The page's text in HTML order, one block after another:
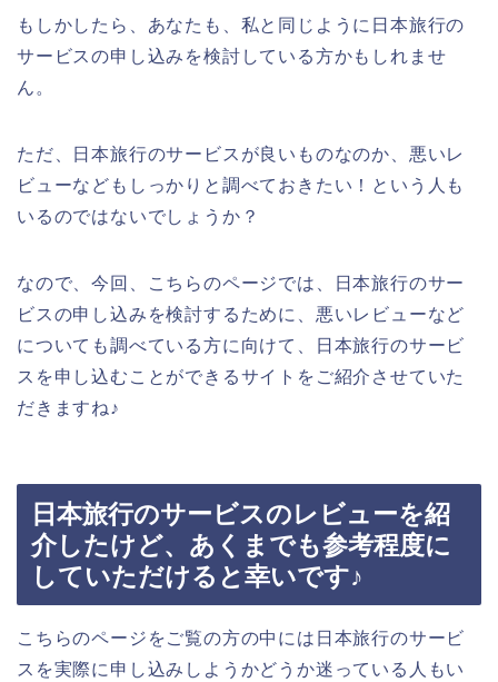
もしかしたら、あなたも、私と同じように日本旅行の
サービスの申し込みを検討している方かもしれませ
ん。
ただ、日本旅行のサービスが良いものなのか、悪いレ
ビューなどもしっかりと調べておきたい！という人も
いるのではないでしょうか？
なので、今回、こちらのページでは、日本旅行のサー
ビスの申し込みを検討するために、悪いレビューなど
についても調べている方に向けて、日本旅行のサービ
スを申し込むことができるサイトをご紹介させていた
だきますね♪
日本旅行のサービスのレビューを紹
介したけど、あくまでも参考程度に
していただけると幸いです♪
こちらのページをご覧の方の中には日本旅行のサービ
スを実際に申し込みしようかどうか迷っている人もい